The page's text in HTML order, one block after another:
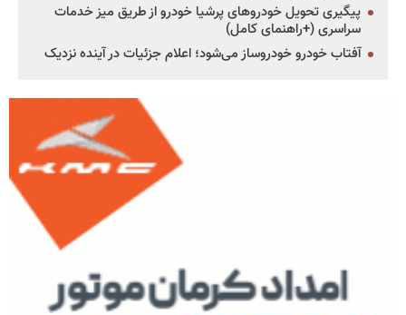
پیگیری تحویل خودروهای پرشیا خودرو از طریق میز خدمات
سراسری (+راهنمای کامل)
آفتاب خودرو خودروساز می‌شود؛ اعلام جزئیات در آینده نزدیک